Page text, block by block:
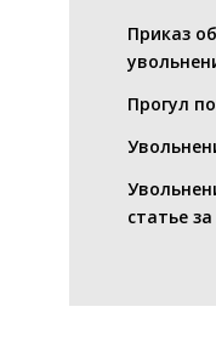
Приказ
Прогул
статье